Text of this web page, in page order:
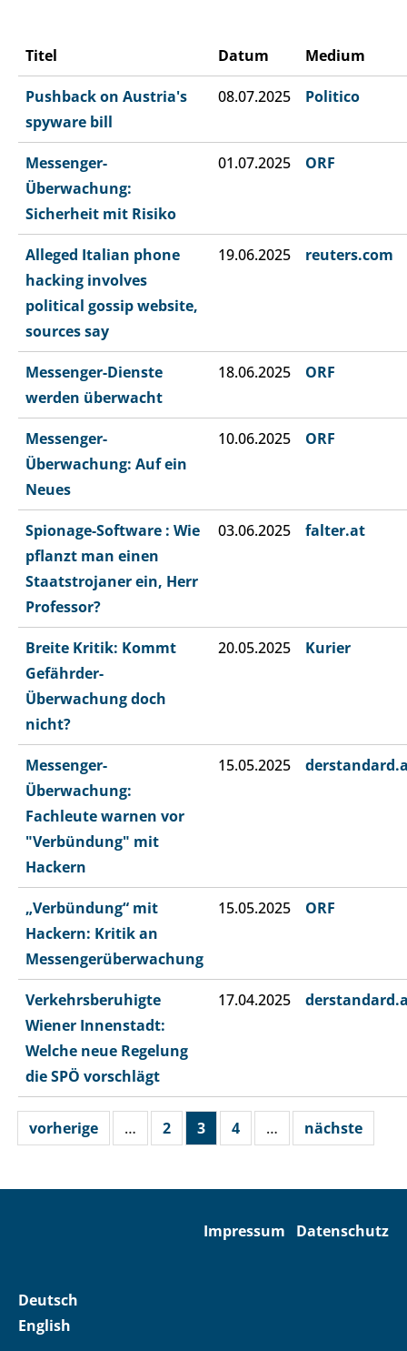
Titel Datum Medium
Pushback on Austria's
spyware bill
08.07.2025 Politico
Messenger-
Überwachung:
Sicherheit mit Risiko
01.07.2025 ORF
Alleged Italian phone
hacking involves
political gossip website,
sources say
19.06.2025 reuters.com
Messenger-Dienste
werden überwacht
18.06.2025 ORF
Messenger-
Überwachung: Auf ein
Neues
10.06.2025 ORF
Spionage-Software : Wie
pflanzt man einen
Staatstrojaner ein, Herr
Professor?
03.06.2025 falter.at
Breite Kritik: Kommt
Gefährder-
Überwachung doch
nicht?
20.05.2025 Kurier
Messenger-
Überwachung:
Fachleute warnen vor
"Verbündung" mit
Hackern
15.05.2025
„Verbündung“ mit
Hackern: Kritik an
Messengerüberwachung
15.05.2025 ORF
Verkehrsberuhigte
Wiener Innenstadt:
Welche neue Regelung
die SPÖ vorschlägt
17.04.2025
vorherige … 2 3 4 … nächste
Impressum Datenschutz
Deutsch
English